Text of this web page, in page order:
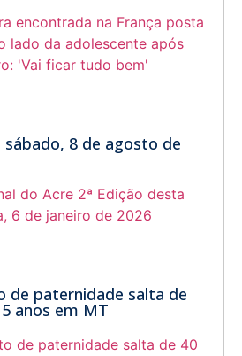
sábado, 8 de agosto de
de paternidade salta de
anos em MT